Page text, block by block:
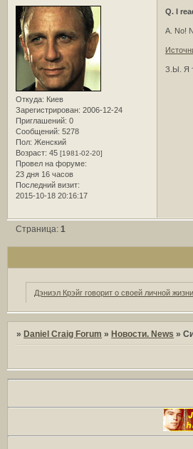
Откуда: Киев
Зарегистрирован: 2006-12-24
Приглашений: 0
Сообщений: 5278
Пол: Женский
Возраст: 45 [1981-02-20]
Провел на форуме:
23 дня 16 часов
Последний визит:
2015-10-18 20:16:17
Q. I
A. No!
З.Ы. Я
Страница: 1
Дэниэл Крэйг говорит о своей личной жизни
»Daniel Craig Forum »Новости. News »